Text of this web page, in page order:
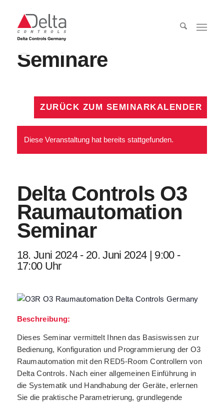
Seminare
ZURÜCK ZUM SEMINARKALENDER
Diese Veranstaltung hat bereits stattgefunden.
Delta Controls O3
Raumautomation
Seminar
18. Juni 2024 - 20. Juni 2024 | 9:00 -
17:00 Uhr
Beschreibung:
Dieses Seminar vermittelt Ihnen das Basiswissen zur
Bedienung, Konfiguration und Programmierung der O3
Raumautomation mit den RED5-Room Controllern von
Delta Controls. Nach einer allgemeinen Einführung in
die Systematik und Handhabung der Geräte, erlernen
Sie die praktische Parametrierung, grundlegende